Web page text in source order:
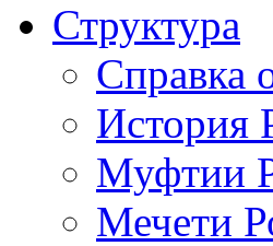
Структура
Муфтии
Мечети